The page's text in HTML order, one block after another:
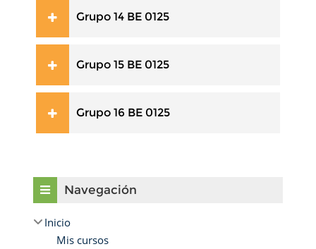
Grupo 14 BE 0125
Grupo 15 BE 0125
Grupo 16 BE 0125
Navegación
Inicio
Mis cursos